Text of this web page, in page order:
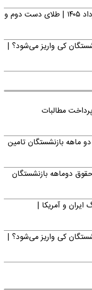
خبر فوری از قیمت طلا امروز شنبه ۱۷ مرداد ۱۴۰۵ | طلای دست دوم و
کی واریز می‌شود؟ |
مطالبات
ماهه بازنشستگان تامین
دوماهه بازنشستگان
و آمریکا |
کی واریز می‌شود؟ |